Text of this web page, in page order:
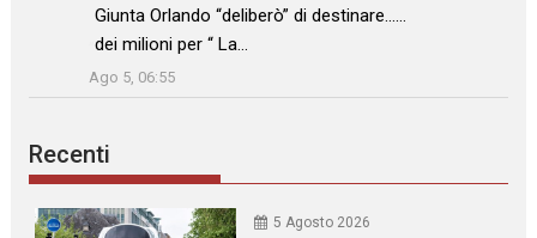
Giunta Orlando “deliberò” di destinare……
dei milioni per “ La…
”
Ago 5, 06:55
Recenti
5 Agosto 2026